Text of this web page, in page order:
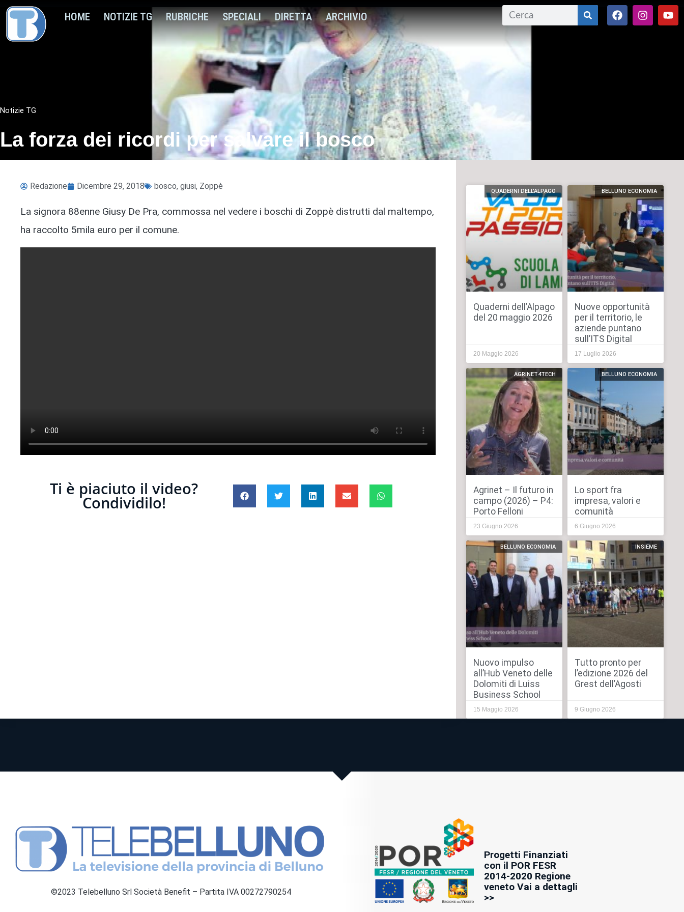
HOME NOTIZIE TG RUBRICHE SPECIALI DIRETTA ARCHIVIO
Notizie TG
La forza dei ricordi per salvare il bosco
Redazione Dicembre 29, 2018 bosco, giusi, Zoppè
La signora 88enne Giusy De Pra, commossa nel vedere i boschi di Zoppè distrutti dal maltempo,
ha raccolto 5mila euro per il comune.
Ti è piaciuto il video?
Condividilo!
QUADERNI DELL'ALPAGO
Quaderni dell’Alpago
del 20 maggio 2026
20 Maggio 2026
BELLUNO ECONOMIA
Nuove opportunità
per il territorio, le
aziende puntano
sull’ITS Digital
17 Luglio 2026
AGRINET4TECH
Agrinet – Il futuro in
campo (2026) – P4:
Porto Felloni
23 Giugno 2026
BELLUNO ECONOMIA
Lo sport fra
impresa, valori e
comunità
6 Giugno 2026
BELLUNO ECONOMIA
Nuovo impulso
all’Hub Veneto delle
Dolomiti di Luiss
Business School
15 Maggio 2026
INSIEME
Tutto pronto per
l’edizione 2026 del
Grest dell’Agosti
9 Giugno 2026
©2023 Telebelluno Srl Società Benefit – Partita IVA 00272790254
Progetti Finanziati
con il POR FESR
2014-2020 Regione
veneto Vai a dettagli
>>